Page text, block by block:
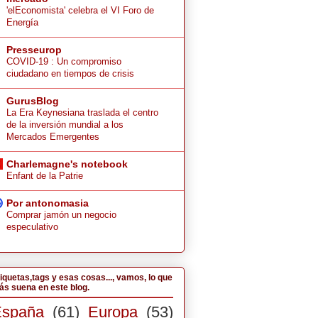
'elEconomista' celebra el VI Foro de
Energía
Presseurop
COVID-19 : Un compromiso
ciudadano en tiempos de crisis
GurusBlog
La Era Keynesiana traslada el centro
de la inversión mundial a los
Mercados Emergentes
Charlemagne's notebook
Enfant de la Patrie
Por antonomasia
Comprar jamón un negocio
especulativo
y esas cosas..., vamos, lo que
suena en este blog.
(61) Europa (53)